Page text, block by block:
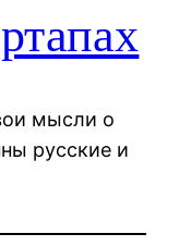
мысли о
русские и